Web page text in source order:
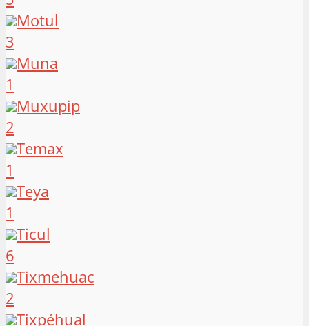
Motul
3
Muna
1
Muxupip
2
Temax
1
Teya
1
Ticul
6
Tixmehuac
2
Tixpéhual